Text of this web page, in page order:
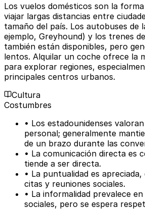
Los vuelos domésticos son la
viajar largas distancias entre
tamaño del país. Los autobuses de
ejemplo, Greyhound) y los trenes
también están disponibles, pero
lentos. Alquilar un coche ofrece la
para explorar regiones,
principales centros urbanos.
Cultura
Costumbres
• Los estadounidenses
personal; generalmente
de un brazo durante las
• La comunicación directa es
tiende a ser directa.
• La puntualidad es
citas y reuniones sociales.
• La informalidad prevalece
sociales, pero se espera